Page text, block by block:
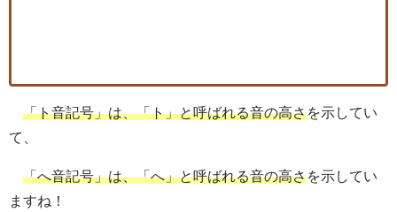
「ト音記号」は、「ト」と呼ばれる音の高さを示してい
て、
「へ音記号」は、「へ」と呼ばれる音の高さを示してい
ますね！